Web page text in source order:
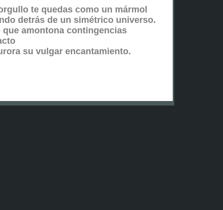
te quedas como un mármol
detrás de un simétrico universo.
amontona contingencias
su vulgar encantamiento.